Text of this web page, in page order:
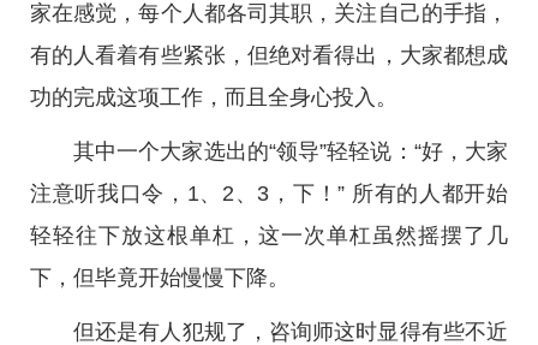
家在感觉，每个人都各司其职，关注自己的手指，
有的人看着有些紧张，但绝对看得出，大家都想成
功的完成这项工作，而且全身心投入。
其中一个大家选出的“领导”轻轻说：“好，大家
注意听我口令，1、2、3，下！” 所有的人都开始
轻轻往下放这根单杠，这一次单杠虽然摇摆了几
下，但毕竟开始慢慢下降。
但还是有人犯规了，咨询师这时显得有些不近